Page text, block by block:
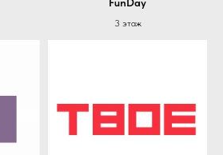
3 этаж